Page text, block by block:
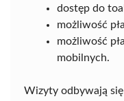
dostęp do
możliwość
możliwość
mobilnych.
Wizyty odbywają